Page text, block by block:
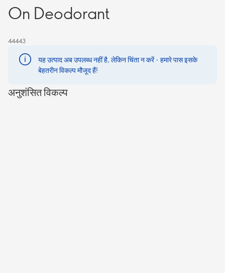
On Deodorant
44443
यह उत्पाद अब उपलब्ध नहीं है, लेकिन चिंता न करें - हमारे पास इसके
बेहतरीन विकल्प मौजूद हैं!
अनुशंसित विकल्प